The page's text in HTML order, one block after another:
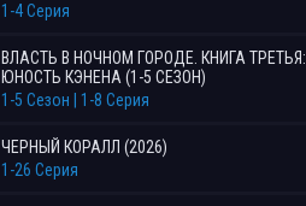
1-4 Серия
ВЛАСТЬ В НОЧНОМ ГОРОДЕ. КНИГА ТРЕТЬЯ:
ЮНОСТЬ КЭНЕНА (1-5 СЕЗОН)
1-5 Сезон | 1-8 Серия
ЧЕРНЫЙ КОРАЛЛ (2026)
1-26 Серия